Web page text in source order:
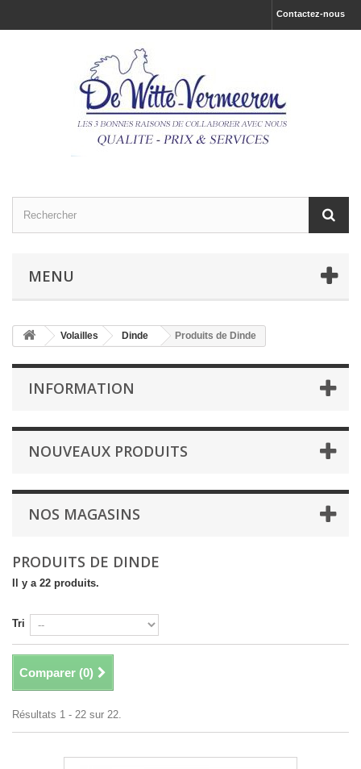
Contactez-nous
MENU
Volailles Dinde Produits de Dinde
INFORMATION
NOUVEAUX PRODUITS
NOS MAGASINS
PRODUITS DE DINDE
Il y a 22 produits.
Tri
Comparer (0)
Résultats 1 - 22 sur 22.